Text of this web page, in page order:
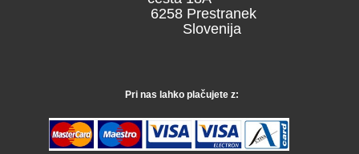
6258 Prestranek
Slovenija
Pri nas lahko plačujete z: